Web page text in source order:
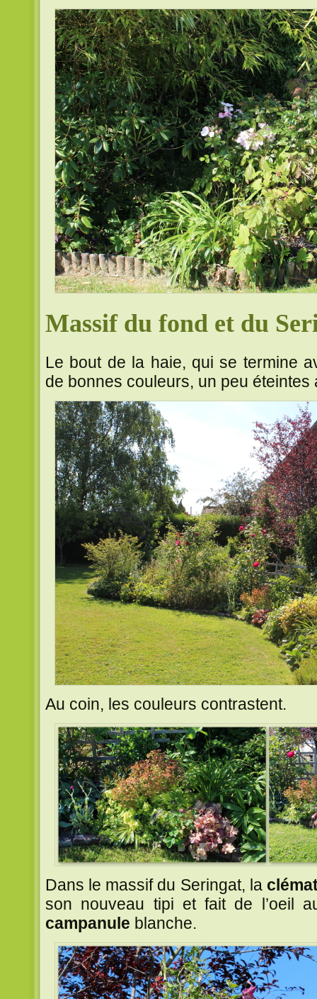
Massif du fond et du
Le bout de la haie, qui se termine
de bonnes couleurs, un peu
Au coin, les couleurs contrastent.
Dans le massif du Seringat, la
son nouveau tipi et fait de l’oeil
campanule blanche.